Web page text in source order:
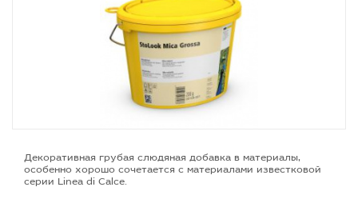
Декоративная грубая слюдяная добавка в материалы,
особенно хорошо сочетается с материалами известковой
серии Linea di Calce.